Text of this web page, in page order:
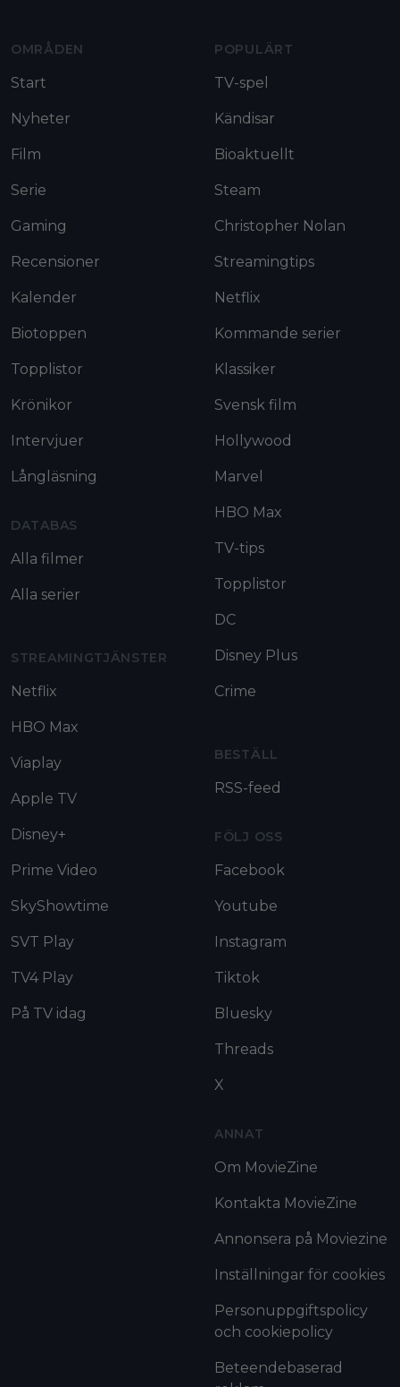
OMRÅDEN
Start
Nyheter
Film
Serie
Gaming
Recensioner
Kalender
Biotoppen
Topplistor
Krönikor
Intervjuer
Långläsning
DATABAS
Alla filmer
Alla serier
STREAMINGTJÄNSTER
Netflix
HBO Max
Viaplay
Apple TV
Disney+
Prime Video
SkyShowtime
SVT Play
TV4 Play
På TV idag
POPULÄRT
TV-spel
Kändisar
Bioaktuellt
Steam
Christopher Nolan
Streamingtips
Netflix
Kommande serier
Klassiker
Svensk film
Hollywood
Marvel
HBO Max
TV-tips
Topplistor
DC
Disney Plus
Crime
BESTÄLL
RSS-feed
FÖLJ OSS
Facebook
Youtube
Instagram
Tiktok
Bluesky
Threads
X
ANNAT
Om MovieZine
Kontakta MovieZine
Annonsera på Moviezine
Inställningar för cookies
Personuppgiftspolicy
och cookiepolicy
Beteendebaserad